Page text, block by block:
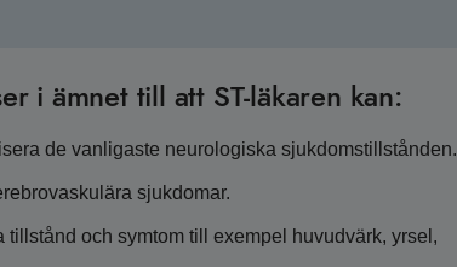
i ämnet till att ST-läkaren kan:
de vanligaste neurologiska sjukdomstillstånden.
sjukdomar.
och symtom till exempel huvudvärk, yrsel,